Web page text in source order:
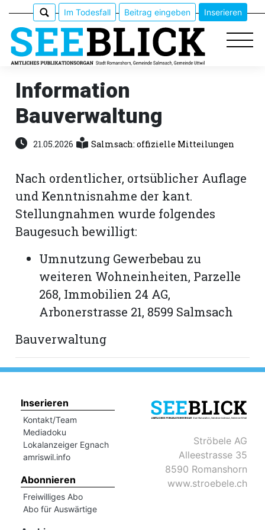
Epaper
Veranstaltungen
Erlebnisführer
App
Romanshorn:
Im Todesfall Beitrag eingeben Inserieren
Information
Bauverwaltung
21.05.2026 Salmsach: offizielle Mitteilungen
Nach ordentlicher, ortsüblicher Auflage
und Kenntnisnahme der kant.
Stellungnahmen wurde folgendes
Baugesuch bewilligt:
Umnutzung Gewerbebau zu
weiteren Wohneinheiten, Parzelle
268, Immobilien 24 AG,
Arbonerstrasse 21, 8599 Salmsach
Bauverwaltung
Inserieren
Kontakt/Team
Mediadoku
Lokalanzeiger Egnach
amriswil.info
Abonnieren
Freiwilliges Abo
Abo für Auswärtige
Ströbele AG
Alleestrasse 35
8590 Romanshorn
www.stroebele.ch